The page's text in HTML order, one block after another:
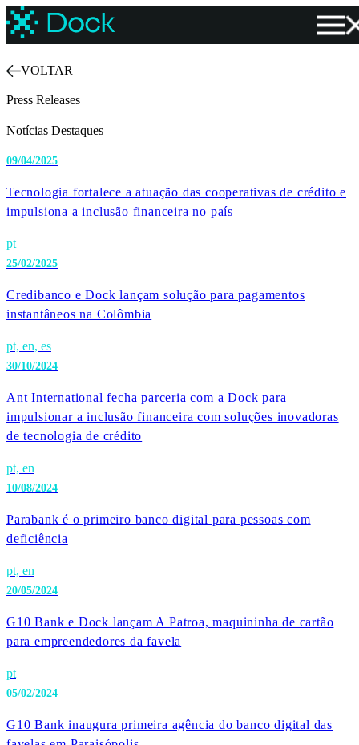
VOLTAR
Press Releases
Notícias Destaques
09/04/2025
Tecnologia fortalece a atuação das cooperativas de crédito e
impulsiona a inclusão financeira no país
pt
25/02/2025
Credibanco e Dock lançam solução para pagamentos
instantâneos na Colômbia
pt, en, es
30/10/2024
Ant International fecha parceria com a Dock para
impulsionar a inclusão financeira com soluções inovadoras
de tecnologia de crédito
pt, en
10/08/2024
Parabank é o primeiro banco digital para pessoas com
deficiência
pt, en
20/05/2024
G10 Bank e Dock lançam A Patroa, maquininha de cartão
para empreendedores da favela
pt
05/02/2024
G10 Bank inaugura primeira agência do banco digital das